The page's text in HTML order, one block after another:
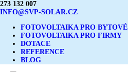
273 132 007
INFO@SVP-SOLAR.CZ
FOTOVOLTAIKA PRO
FOTOVOLTAIKA PRO FIRMY
DOTACE
REFERENCE
BLOG